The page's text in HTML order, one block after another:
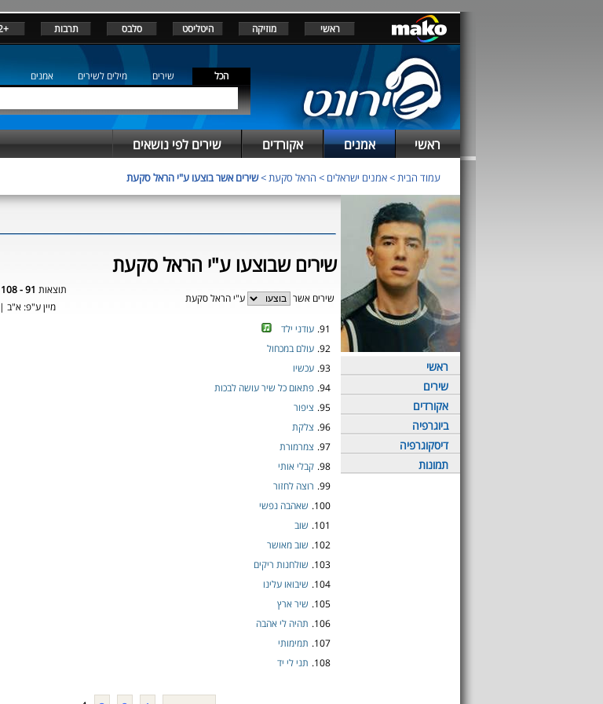
ראשי מוזיקה היטליסט סלבס תרבות +12
הכל שירים מילים לשירים אמנים
ראשי אמנים אקורדים שירים לפי נושאים
עמוד הבית>אמנים ישראלים > הראל סקעת>שירים אשר בוצעו ע"י הראל סקעת
ראשי
שירים
אקורדים
ביוגרפיה
דיסקוגרפיה
תמונות
שירים שבוצעו ע"י הראל סקעת
שירים אשר ע"י הראל סקעת
תוצאות 91 - 108
מיין ע"פ: א"ב |
91. עודני ילד
92. עולם במכחול
93. עכשיו
94. פתאום כל שיר עושה לבכות
95. ציפור
96. צלקת
97. צמרמורת
98. קבלי אותי
99. רוצה לחזור
100. שאהבה נפשי
101. שוב
102. שוב מאושר
103. שולחנות ריקים
104. שיבואו עלינו
105. שיר ארץ
106. תהיה לי אהבה
107. תמימותי
108. תני לי יד